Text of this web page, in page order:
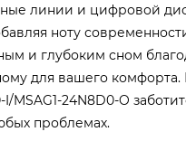
линии и цифровой
ноту
и глубоким сном
для вашего комфорта.
I/MSAG1-24N8D0-O
проблемах.